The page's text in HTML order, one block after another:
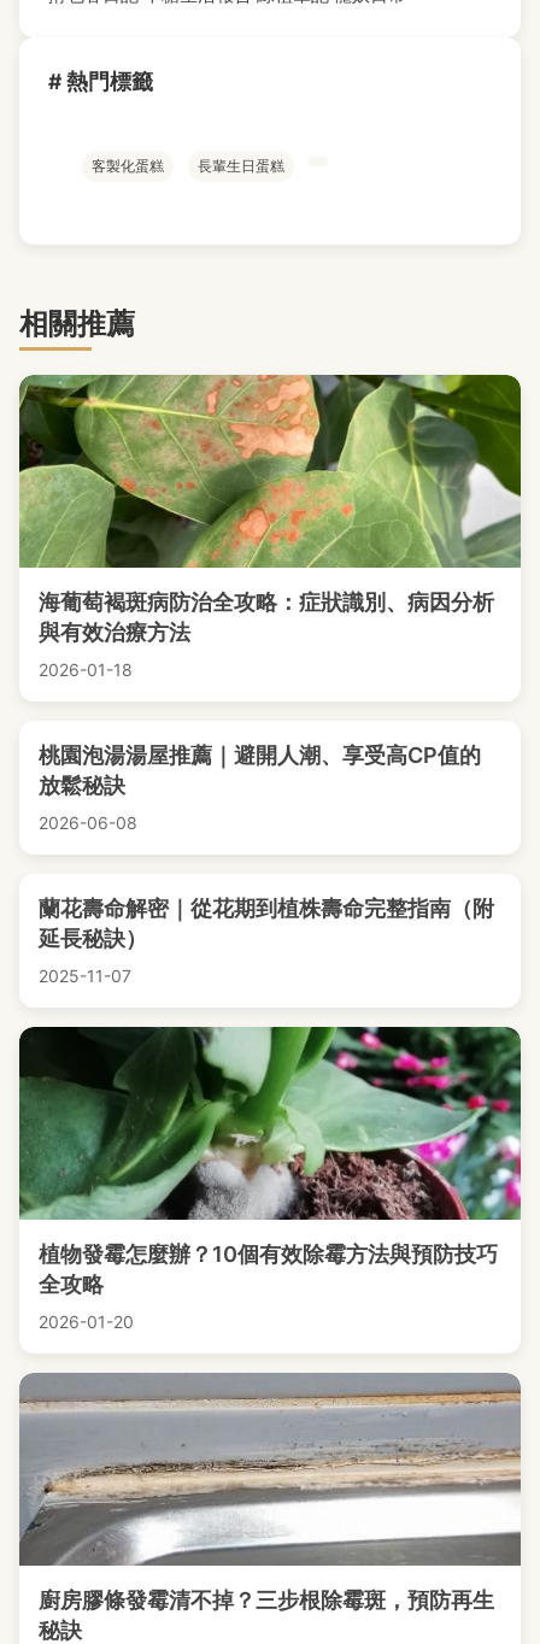
# 熱門標籤
客製化蛋糕 長輩生日蛋糕
相關推薦
海葡萄褐斑病防治全攻略：症狀識別、病因分析
與有效治療方法
2026-01-18
桃園泡湯湯屋推薦｜避開人潮、享受高CP值的
放鬆秘訣
2026-06-08
蘭花壽命解密｜從花期到植株壽命完整指南（附
延長秘訣）
2025-11-07
植物發霉怎麼辦？10個有效除霉方法與預防技巧
全攻略
2026-01-20
廚房膠條發霉清不掉？三步根除霉斑，預防再生
秘訣